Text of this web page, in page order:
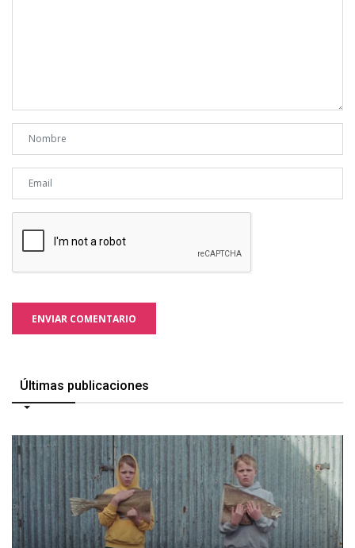
ENVIAR COMENTARIO
Últimas publicaciones